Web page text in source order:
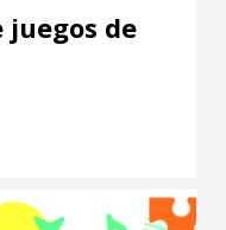
juegos de